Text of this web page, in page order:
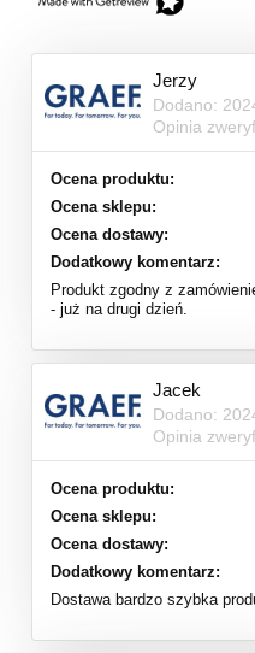
Jerzy
Dodano:
Opinia
Ocena produktu:
Ocena sklepu:
Ocena dostawy:
Dodatkowy komentarz:
Produkt zgodny z
- już na drugi dzień.
Jacek
Dodano:
Opinia
Ocena produktu:
Ocena sklepu:
Ocena dostawy:
Dodatkowy komentarz:
Dostawa bardzo szybka